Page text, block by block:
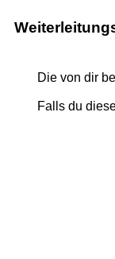
Die von dir
Falls du